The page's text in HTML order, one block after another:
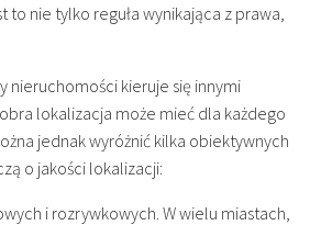
to nie tylko reguła wynikająca z prawa,
nieruchomości kieruje się innymi
lokalizacja może mieć dla każdego
jednak wyróżnić kilka obiektywnych
o jakości lokalizacji:
i rozrywkowych. W wielu miastach,